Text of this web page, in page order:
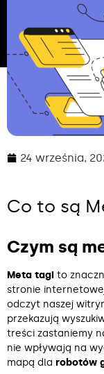
24 września,
Co to są
Czym są
Meta tagi to
stronie
odczyt naszej
przekazują
treści zastaniemy
nie wpływają na
mapą dla robotów